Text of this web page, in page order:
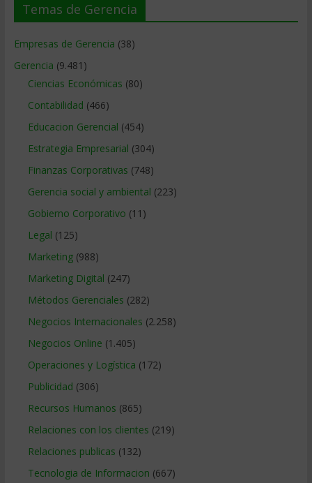
Temas de Gerencia
Empresas de Gerencia (38)
Gerencia (9.481)
Ciencias Económicas (80)
Contabilidad (466)
Educacion Gerencial (454)
Estrategia Empresarial (304)
Finanzas Corporativas (748)
Gerencia social y ambiental (223)
Gobierno Corporativo (11)
Legal (125)
Marketing(988)
Marketing Digital (247)
Métodos Gerenciales (282)
Negocios Internacionales (2.258)
Negocios Online (1.405)
Operaciones y Logística (172)
Publicidad (306)
Recursos Humanos (865)
Relaciones con los clientes (219)
Relaciones publicas (132)
Tecnologia de Informacion (667)